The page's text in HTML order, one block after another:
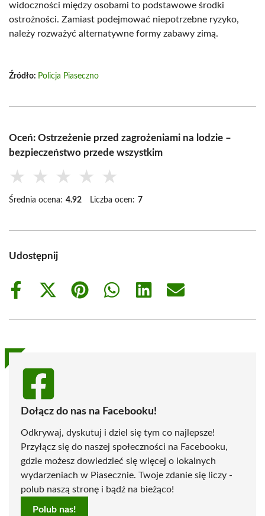
widoczności między osobami to podstawowe środki
ostrożności. Zamiast podejmować niepotrzebne ryzyko,
należy rozważyć alternatywne formy zabawy zimą.
Źródło: Policja Piaseczno
Oceń: Ostrzeżenie przed zagrożeniami na lodzie –
bezpieczeństwo przede wszystkim
★ ★ ★ ★ ★
Średnia ocena: 4.92 Liczba ocen: 7
Udostępnij
Share
Share
(Twitter)
Share
Share
Share
Share
Dołącz do nas na Facebooku!
Odkrywaj, dyskutuj i dziel się tym co najlepsze!
Przyłącz się do naszej społeczności na Facebooku,
gdzie możesz dowiedzieć się więcej o lokalnych
wydarzeniach w Piasecznie. Twoje zdanie się liczy -
polub naszą stronę i bądź na bieżąco!
Polub nas!